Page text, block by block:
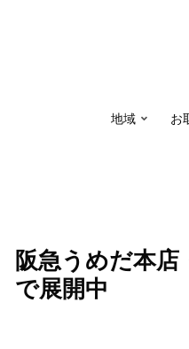
地域 お
阪急うめだ本
で展開中